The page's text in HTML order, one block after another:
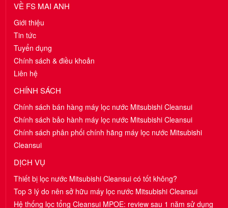
VỀ FS MAI ANH
Giới thiệu
Tin tức
Tuyển dụng
Chính sách & điều khoản
Liên hệ
CHÍNH SÁCH
Chính sách bán hàng máy lọc nước Mitsubishi Cleansui
Chính sách bảo hành máy lọc nước Mitsubishi Cleansui
Chính sách phân phối chính hãng máy lọc nước Mitsubishi
Cleansui
DỊCH VỤ
Thiết bị lọc nước Mitsubishi Cleansui có tốt không?
Top 3 lý do nên sở hữu máy lọc nước Mitsubishi Cleansui
Hệ thống lọc tổng Cleansui MPOE: review sau 1 năm sử dụng